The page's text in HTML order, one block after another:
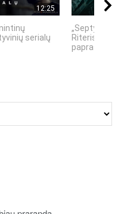
12:25
serialų
„Septynių
Riteris" – kai